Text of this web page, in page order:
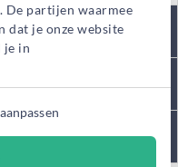
De partijen waarmee
dat je onze website
je in